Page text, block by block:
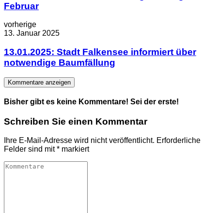
Februar
vorherige
13. Januar 2025
13.01.2025: Stadt Falkensee informiert über
notwendige Baumfällung
Kommentare anzeigen
Bisher gibt es keine Kommentare! Sei der erste!
Schreiben Sie einen Kommentar
Ihre E-Mail-Adresse wird nicht veröffentlicht. Erforderliche
Felder sind mit* markiert